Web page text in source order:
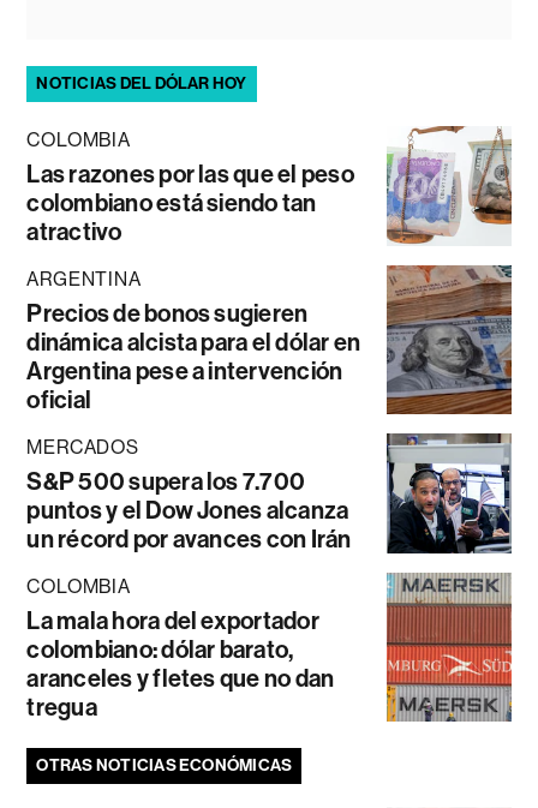
NOTICIAS DEL DÓLAR HOY
COLOMBIA
Las razones por las que el peso
colombiano está siendo tan
atractivo
ARGENTINA
Precios de bonos sugieren
dinámica alcista para el dólar en
Argentina pese a intervención
oficial
MERCADOS
S&P 500 supera los 7.700
puntos y el Dow Jones alcanza
un récord por avances con Irán
COLOMBIA
La mala hora del exportador
colombiano: dólar barato,
aranceles y fletes que no dan
tregua
OTRAS NOTICIAS ECONÓMICAS